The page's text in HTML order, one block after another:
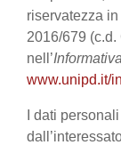
riservatezza
2016/679
nell’
www.unipd.it/
I dati